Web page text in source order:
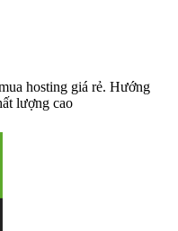
hosting giá rẻ. Hướng
lượng cao